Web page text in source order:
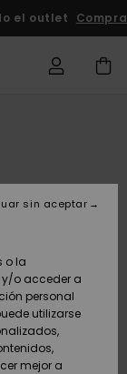
outlet Comprar
o la
o acceder a
personal
utilizarse
mejor a
sin aceptar